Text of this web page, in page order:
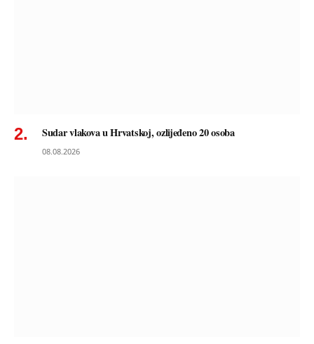
Sudar vlakova u Hrvatskoj, ozlijeđeno 20 osoba
08.08.2026